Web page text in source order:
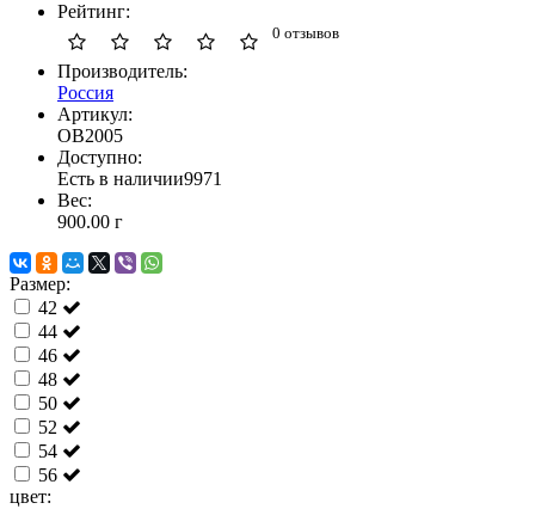
Рейтинг:
0 отзывов
Производитель:
Россия
Артикул:
ОВ2005
Доступно:
Есть в наличии9971
Вес:
900.00 г
Размер:
42
44
46
48
50
52
54
56
цвет: